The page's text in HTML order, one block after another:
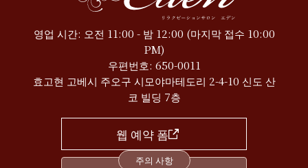
영업 시간: 오전 11:00 - 밤 12:00 (마지막 접수 10:00
PM)
우편번호: 650-0011
효고현 고베시 주오구 시모야마테도리 2-4-10 신도 산
코 빌딩 7층
웹 예약 폼
주의 사항